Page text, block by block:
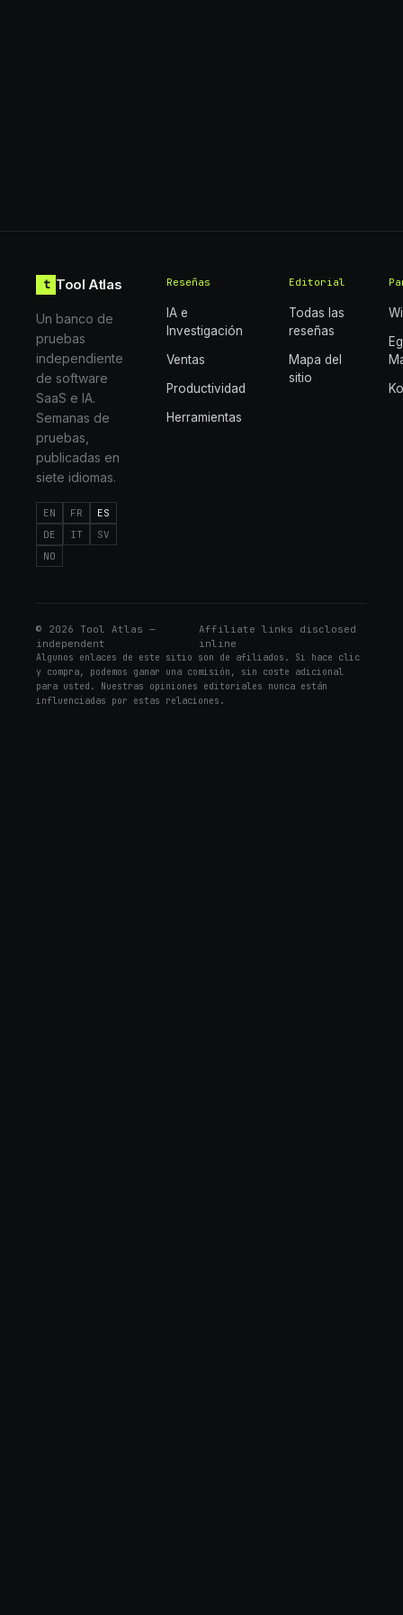
t Tool Atlas
Un banco de
pruebas
independiente
de software
SaaS e IA.
Semanas de
pruebas,
publicadas en
siete idiomas.
EN FR
ES
DE
IT
SV
NO
Reseñas
IA e
Investigación
Ventas
Productividad
Herramientas
Editorial
Todas las
reseñas
Mapa del
sitio
© 2026 Tool Atlas —
independent
Affiliate links disclosed
inline
Algunos enlaces de este sitio son de afiliados. Si hace clic
y compra, podemos ganar una comisión, sin coste adicional
para usted. Nuestras opiniones editoriales nunca están
influenciadas por estas relaciones.